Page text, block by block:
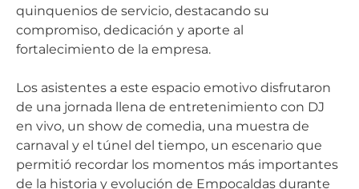
quinquenios de servicio, destacando su
compromiso, dedicación y aporte al
fortalecimiento de la empresa.
Los asistentes a este espacio emotivo disfrutaron
de una jornada llena de entretenimiento con DJ
en vivo, un show de comedia, una muestra de
carnaval y el túnel del tiempo, un escenario que
permitió recordar los momentos más importantes
de la historia y evolución de Empocaldas durante